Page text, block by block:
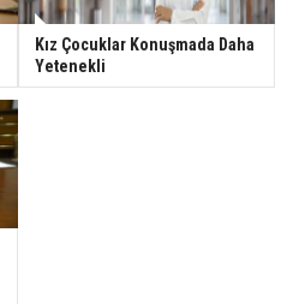
Kız Çocuklar Konuşmada Daha
Yetenekli